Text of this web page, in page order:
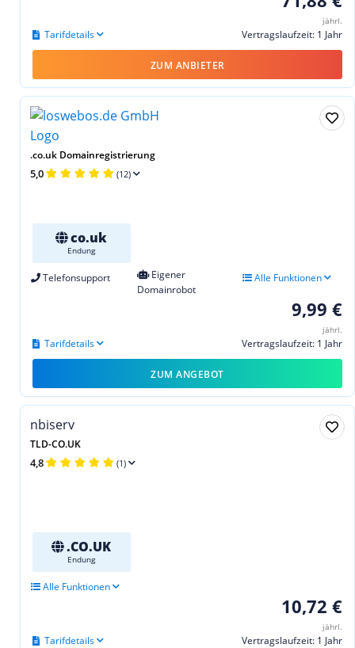
jährl.
Vertragslaufzeit: 1 Jahr
Tarifdetails
ZUM ANBIETER
.co.uk Domainregistrierung
5,0 (12)
co.uk
Endung
Telefonsupport
Eigener
Domainrobot
Alle Funktionen
9,99 €
jährl.
Vertragslaufzeit: 1 Jahr
Tarifdetails
ZUM ANGEBOT
nbiserv
TLD-CO.UK
4,8 (1)
.CO.UK
Endung
Alle Funktionen
10,72 €
jährl.
Vertragslaufzeit: 1 Jahr
Tarifdetails